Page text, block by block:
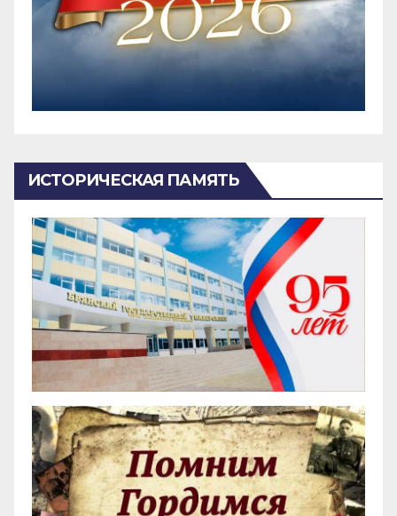
ИСТОРИЧЕСКАЯ ПАМЯТЬ